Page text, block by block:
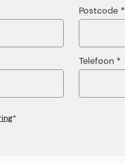
Postcode *
Telefoon *
*